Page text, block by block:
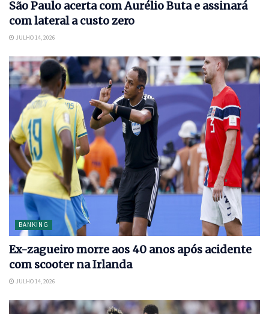
São Paulo acerta com Aurélio Buta e assinará
com lateral a custo zero
JULHO 14, 2026
BANKING
Ex-zagueiro morre aos 40 anos após acidente
com scooter na Irlanda
JULHO 14, 2026